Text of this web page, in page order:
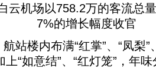
楼内布满“红掌”、“凤梨”
“如意结”、“红灯笼”，年